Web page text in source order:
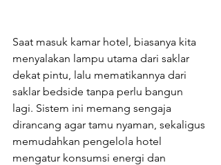
Saat masuk kamar hotel, biasanya kita
menyalakan lampu utama dari saklar
dekat pintu, lalu mematikannya dari
saklar bedside tanpa perlu bangun
lagi. Sistem ini memang sengaja
dirancang agar tamu nyaman, sekaligus
memudahkan pengelola hotel
mengatur konsumsi energi dan